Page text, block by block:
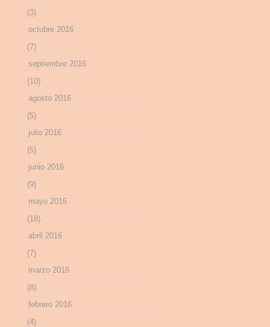
(3)
octubre 2016
(7)
septiembre 2016
(10)
agosto 2016
(5)
julio 2016
(5)
junio 2016
(9)
mayo 2016
(18)
abril 2016
(7)
marzo 2016
(8)
febrero 2016
(4)